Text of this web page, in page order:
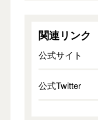
関連リンク
公式サイト
公式Twitter